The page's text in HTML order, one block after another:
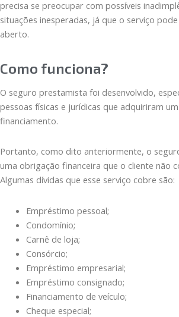
precisa se preocupar com possíveis
situações inesperadas, já que o serviço
aberto.
Como funciona?
O seguro prestamista foi desenvolvido,
pessoas físicas e jurídicas que adquiriram
financiamento.
Portanto, como dito anteriormente, o
uma obrigação financeira que o cliente não
Algumas dívidas que esse serviço cobre são:
Empréstimo pessoal;
Condomínio;
Carnê de loja;
Consórcio;
Empréstimo empresarial;
Empréstimo consignado;
Financiamento de veículo;
Cheque especial;